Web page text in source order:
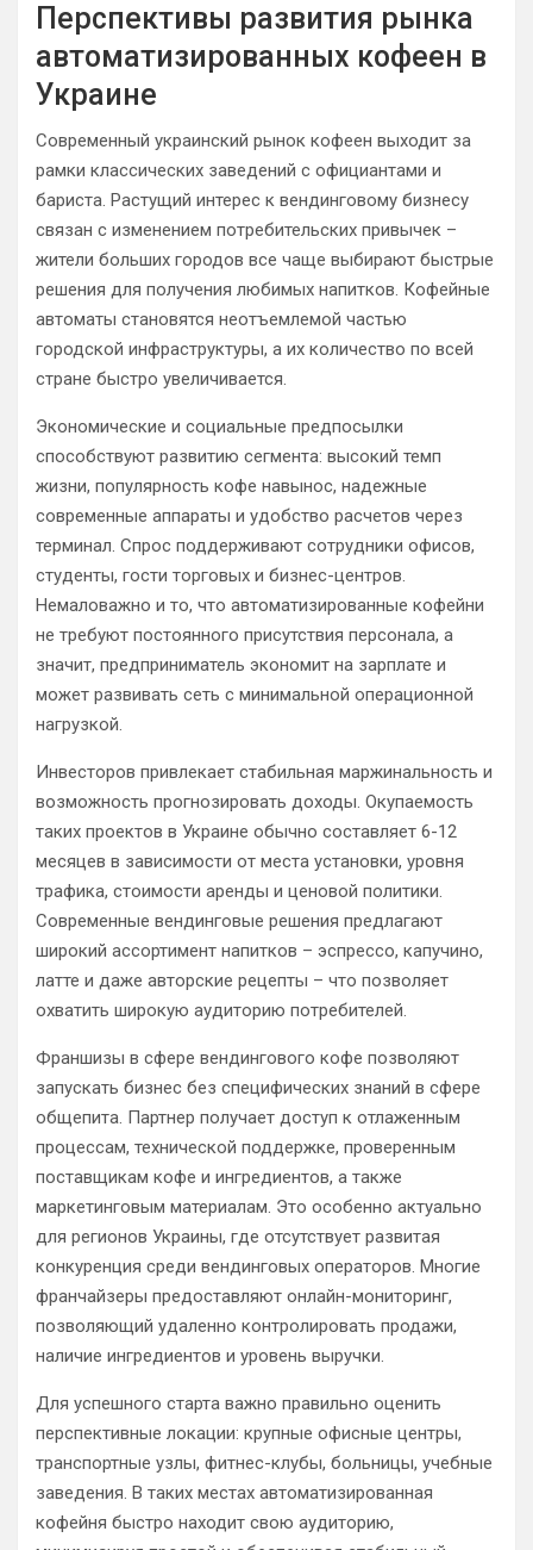
Перспективы развития рынка
автоматизированных кофеен в
Украине
Современный украинский рынок кофеен выходит за
рамки классических заведений с официантами и
бариста. Растущий интерес к вендинговому бизнесу
связан с изменением потребительских привычек –
жители больших городов все чаще выбирают быстрые
решения для получения любимых напитков. Кофейные
автоматы становятся неотъемлемой частью
городской инфраструктуры, а их количество по всей
стране быстро увеличивается.
Экономические и социальные предпосылки
способствуют развитию сегмента: высокий темп
жизни, популярность кофе навынос, надежные
современные аппараты и удобство расчетов через
терминал. Спрос поддерживают сотрудники офисов,
студенты, гости торговых и бизнес-центров.
Немаловажно и то, что автоматизированные кофейни
не требуют постоянного присутствия персонала, а
значит, предприниматель экономит на зарплате и
может развивать сеть с минимальной операционной
нагрузкой.
Инвесторов привлекает стабильная маржинальность и
возможность прогнозировать доходы. Окупаемость
таких проектов в Украине обычно составляет 6-12
месяцев в зависимости от места установки, уровня
трафика, стоимости аренды и ценовой политики.
Современные вендинговые решения предлагают
широкий ассортимент напитков – эспрессо, капучино,
латте и даже авторские рецепты – что позволяет
охватить широкую аудиторию потребителей.
Франшизы в сфере вендингового кофе позволяют
запускать бизнес без специфических знаний в сфере
общепита. Партнер получает доступ к отлаженным
процессам, технической поддержке, проверенным
поставщикам кофе и ингредиентов, а также
маркетинговым материалам. Это особенно актуально
для регионов Украины, где отсутствует развитая
конкуренция среди вендинговых операторов. Многие
франчайзеры предоставляют онлайн-мониторинг,
позволяющий удаленно контролировать продажи,
наличие ингредиентов и уровень выручки.
Для успешного старта важно правильно оценить
перспективные локации: крупные офисные центры,
транспортные узлы, фитнес-клубы, больницы, учебные
заведения. В таких местах автоматизированная
кофейня быстро находит свою аудиторию,